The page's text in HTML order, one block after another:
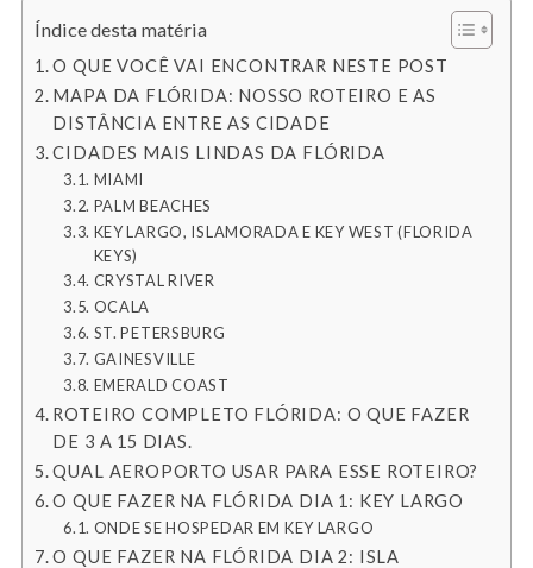
Índice desta matéria
O QUE VOCÊ VAI ENCONTRAR NESTE POST
MAPA DA FLÓRIDA: NOSSO ROTEIRO E AS
DISTÂNCIA ENTRE AS CIDADE
CIDADES MAIS LINDAS DA FLÓRIDA
MIAMI
PALM BEACHES
KEY LARGO, ISLAMORADA E KEY WEST (FLORIDA
KEYS)
CRYSTAL RIVER
OCALA
ST. PETERSBURG
GAINESVILLE
EMERALD COAST
ROTEIRO COMPLETO FLÓRIDA: O QUE FAZER
DE 3 A 15 DIAS.
QUAL AEROPORTO USAR PARA ESSE ROTEIRO?
O QUE FAZER NA FLÓRIDA DIA 1: KEY LARGO
ONDE SE HOSPEDAR EM KEY LARGO
O QUE FAZER NA FLÓRIDA DIA 2: ISLA